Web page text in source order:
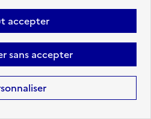
accepter
sans accepter
: ANIMATEUR ALSH/JEUNESSE
25 26